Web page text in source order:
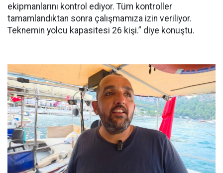
ekipmanlarını kontrol ediyor. Tüm kontroller
tamamlandıktan sonra çalışmamıza izin veriliyor.
Teknemin yolcu kapasitesi 26 kişi.” diye konuştu.